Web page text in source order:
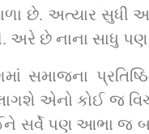
સુધી અમારે ત્યાં કેટલાય
અરે છે નાના સાધુ પણ
સમાજના
લાગશે એનો કોઈ જ
સર્વે પણ આભા જ